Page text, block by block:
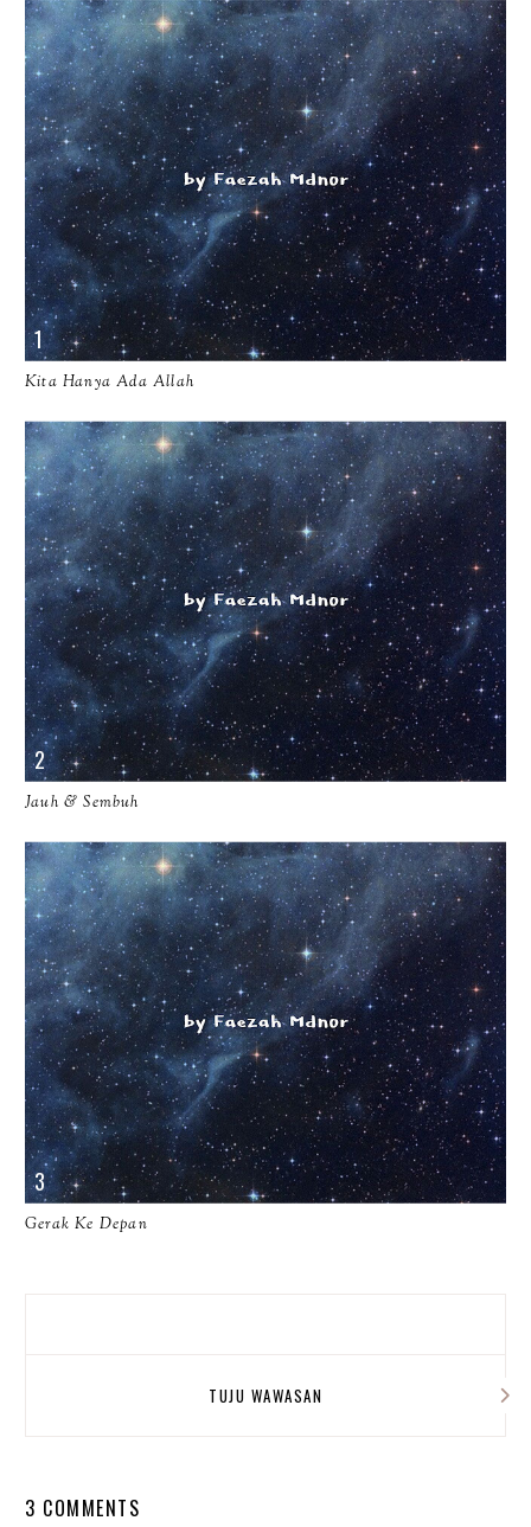
Kita Hanya Ada Allah
Jauh & Sembuh
Gerak Ke Depan
TUJU WAWASAN
3 COMMENTS